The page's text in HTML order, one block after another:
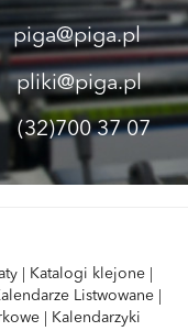
piga@piga.pl
pliki@piga.pl
(32)700 37 07
Katalogi klejone
Listwowane
Kalendarzyki